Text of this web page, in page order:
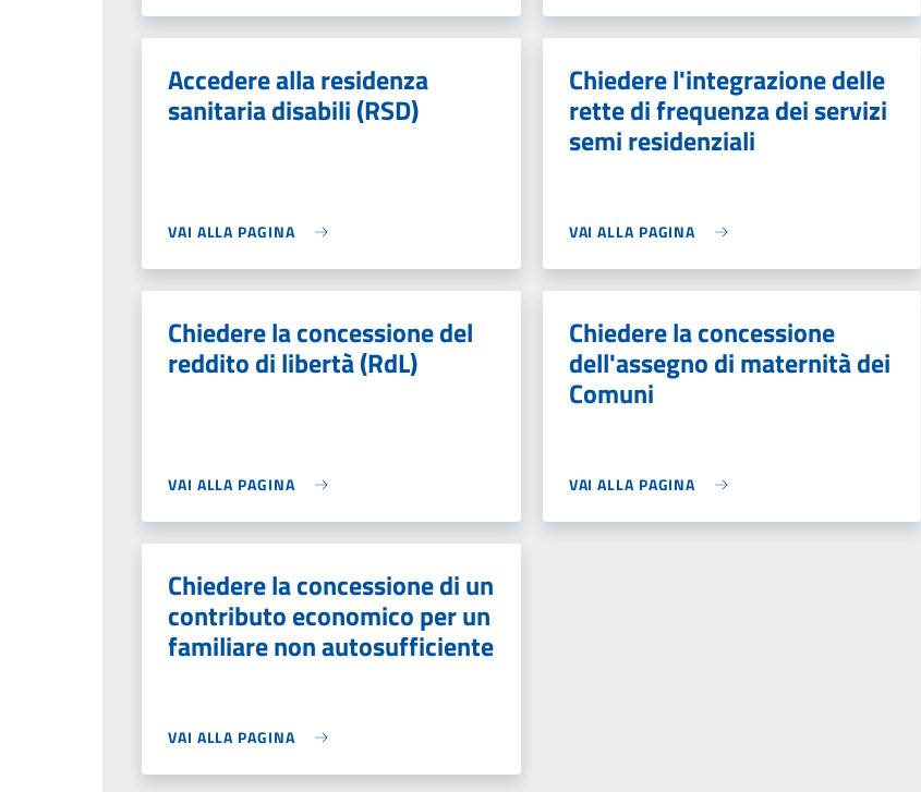
Accedere alla residenza
sanitaria disabili (RSD)
VAI ALLA PAGINA
Chiedere l'integrazione delle
rette di frequenza dei servizi
semi residenziali
VAI ALLA PAGINA
Chiedere la concessione del
reddito di libertà (RdL)
VAI ALLA PAGINA
Chiedere la concessione
dell'assegno di maternità dei
Comuni
VAI ALLA PAGINA
Chiedere la concessione di un
contributo economico per un
familiare non autosufficiente
VAI ALLA PAGINA